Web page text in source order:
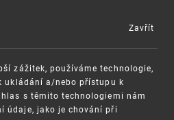
MENU
zážitek, používáme technologie,
ukládání a/nebo přístupu k
s těmito technologiemi nám
údaje, jako je chování při
Zavřít